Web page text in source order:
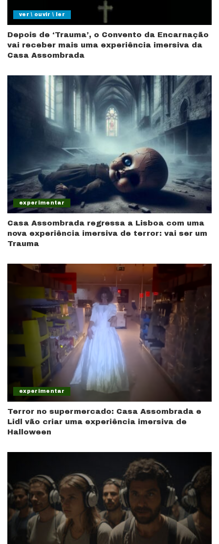
ver \ ouvir \ ler
Depois de ‘Trauma’, o Convento da Encarnação
vai receber mais uma experiência imersiva da
Casa Assombrada
experimentar
Casa Assombrada regressa a Lisboa com uma
nova experiência imersiva de terror: vai ser um
Trauma
experimentar
Terror no supermercado: Casa Assombrada e
Lidl vão criar uma experiência imersiva de
Halloween